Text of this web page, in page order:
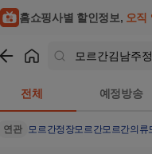
홈쇼핑사별 할인정보, 오직
전체 예정방송
연관 모르간정장모르간모르간의류